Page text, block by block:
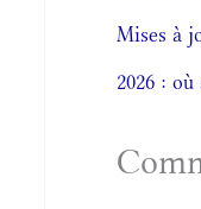
Mises à
2026 : où